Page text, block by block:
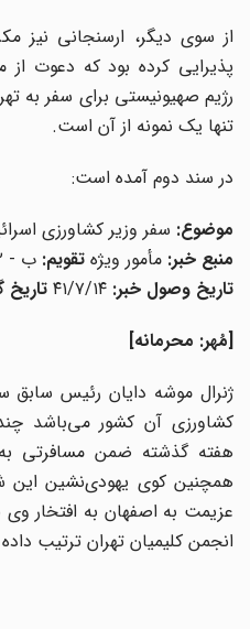
از سوی دیگر، ارسنجانی نیز
پذیرایی کرده بود که دعوت از
رژیم صهیونیستی برای سفر به
تنها یک نمونه از آن است.
در سند دوم آمده است:
موضوع:سفر وزیر کشاورزی
منبع خبر:مأمور ویژهتقویم:ب - ۲
تاریخ وصول خبر:۴۱/۷/۱۴ تاریخ
[مُهر: محرمانه]
ژنرال موشه دایان رئیس سابق
کشاورزی آن کشور می‌باشد
هفته گذشته ضمن مسافرتی به
همچنین کوی یهودی‌نشین این
عزیمت به اصفهان به افتخار وی
انجمن کلیمیان تهران ترتیب داده